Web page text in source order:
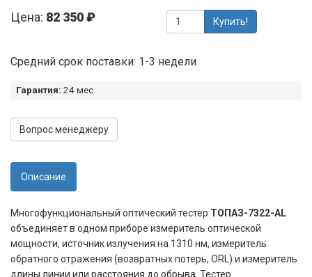
Цена: 82 350 ₽ Купить!
Средний срок поставки: 1-3 недели
Гарантия: 24 мес.
Вопрос менеджеру
Описание
Многофункциональный оптический тестер ТОПАЗ-7322-АL
объединяет в одном приборе измеритель оптической
мощности, источник излучения на 1310 нм, измеритель
обратного отражения (возвратных потерь, ORL) и измеритель
длины линии или расстояния до обрыва. Тестер